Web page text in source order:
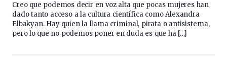
Creo que podemos decir en voz alta que pocas mujeres han
dado tanto acceso a la cultura científica como Alexandra
Elbakyan. Hay quien la llama criminal, pirata o antisistema,
pero lo que no podemos poner en duda es que ha […]